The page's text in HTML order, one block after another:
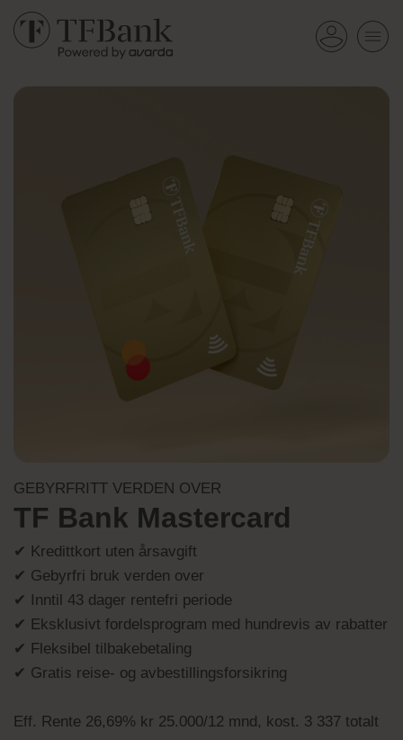
GEBYRFRITT VERDEN OVER
TF Bank Mastercard
✔ Kredittkort uten årsavgift
✔ Gebyrfri bruk verden over
✔ Inntil 43 dager rentefri periode
✔ Eksklusivt fordelsprogram med hundrevis av rabatter
✔ Fleksibel tilbakebetaling
✔ Gratis reise- og avbestillingsforsikring
Eff. Rente 26,69% kr 25.000/12 mnd, kost. 3 337 totalt